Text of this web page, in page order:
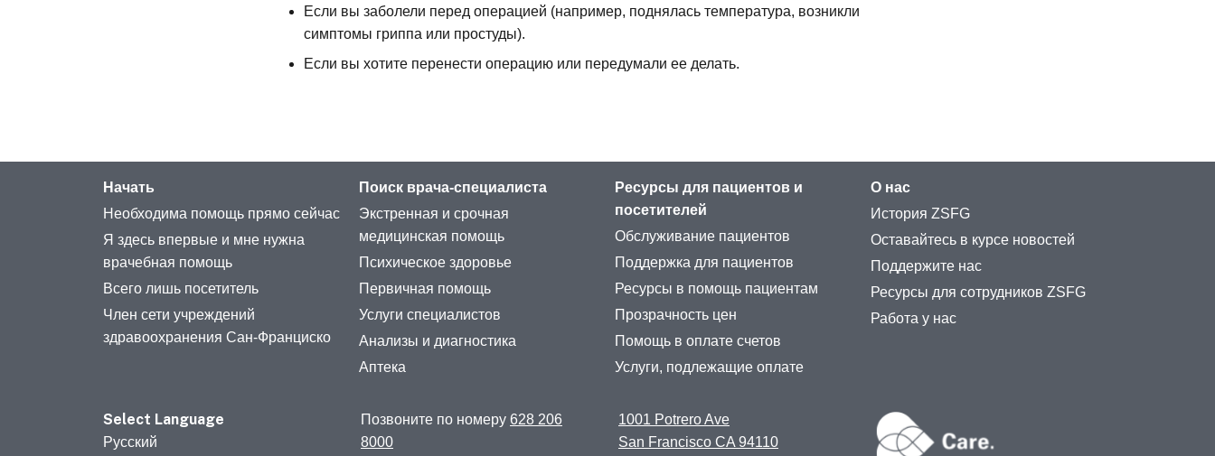
Если вы заболели перед операцией (например, поднялась температура, возникли
симптомы гриппа или простуды).
Если вы хотите перенести операцию или передумали ее делать.
Начать
Необходима помощь прямо сейчас
Я здесь впервые и мне нужна
врачебная помощь
Всего лишь посетитель
Член сети учреждений
здравоохранения Сан-Франциско
Поиск врача-специалиста
Экстренная и срочная
медицинская помощь
Психическое здоровье
Первичная помощь
Услуги специалистов
Анализы и диагностика
Аптека
Ресурсы для пациентов и
посетителей
Обслуживание пациентов
Поддержка для пациентов
Ресурсы в помощь пациентам
Прозрачность цен
Помощь в оплате счетов
Услуги, подлежащие оплате
О нас
История ZSFG
Оставайтесь в курсе новостей
Поддержите нас
Ресурсы для сотрудников ZSFG
Работа у нас
Select Language
Русский
Позвоните по номеру 628 206
8000
1001 Potrero Ave
San Francisco CA 94110